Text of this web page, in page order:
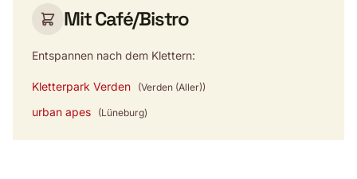
Mit Café/Bistro
Entspannen nach dem Klettern:
Kletterpark Verden (Verden (Aller))
urban apes (Lüneburg)